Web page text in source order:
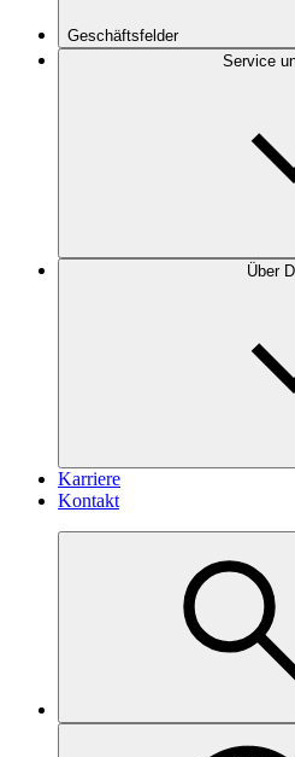
Geschäftsfelder
Service
Über
Karriere
Kontakt